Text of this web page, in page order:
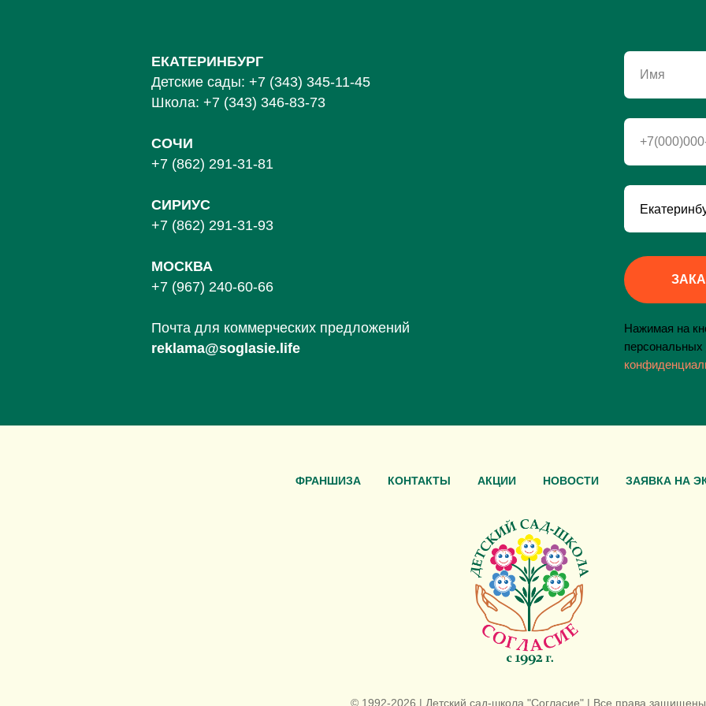
ЕКАТЕРИНБУРГ
Детские сады: +7 (343) 345-11-45
Школа: +7 (343) 346-83-73
СОЧИ
+7 (862) 291-31-81
СИРИУС
+7 (862) 291-31-93
МОСКВА
+7 (967) 240-60-66
Почта для коммерческих предложений
reklama@soglasie.life
Имя
Нажимая на
ФРАНШИЗА КОНТАКТЫ АКЦИИ НОВОСТИ ЗАЯВКА НА
© 1992-2026 | Детский сад-школа "Согласие" | Все права защищены.